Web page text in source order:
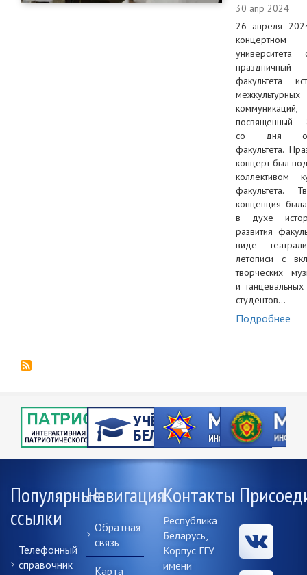
30 апр 2024
26 апреля
университета
праздничный
факультета
межкультурных
коммуникаций,
посвященный
со дня
факультета.
концерт был
коллективом
факультета.
концепция
в духе
развития
виде
летописи с
творческих
и
студентов…
Подробнее
Популярные
ссылки
Телефонный
справочник
Навигация
Обратная
связь
Карта
Контакты
Республика
Беларусь,
Корпус ГГУ
имени